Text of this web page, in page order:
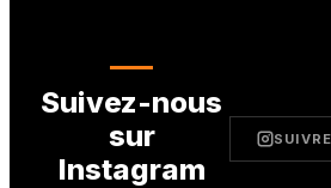
Suivez-nous
sur
Instagram